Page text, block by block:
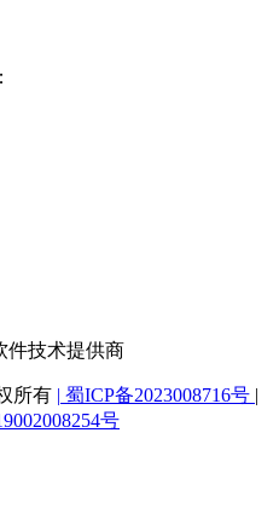
件技术提供商
所有 | 蜀ICP备2023008716号 |
号